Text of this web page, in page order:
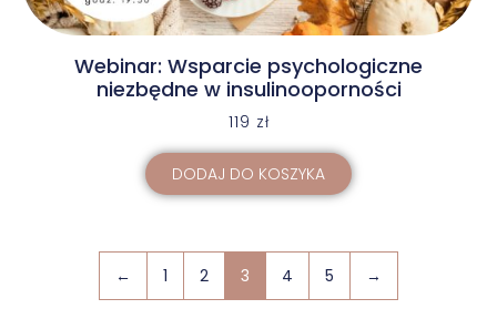
Webinar: Wsparcie psychologiczne
niezbędne w insulinooporności
119 zł
DODAJ DO KOSZYKA
← 1 2 3 4 5 →